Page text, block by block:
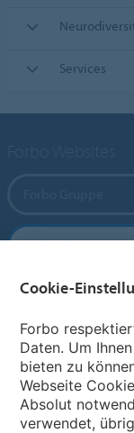
Services
Forbo Flooring
Forbo Movement
Land auswählen
Land auswählen
Cookie-
Forbo
Daten. Um
bieten zu
Webseite
Absolut
verwendet,